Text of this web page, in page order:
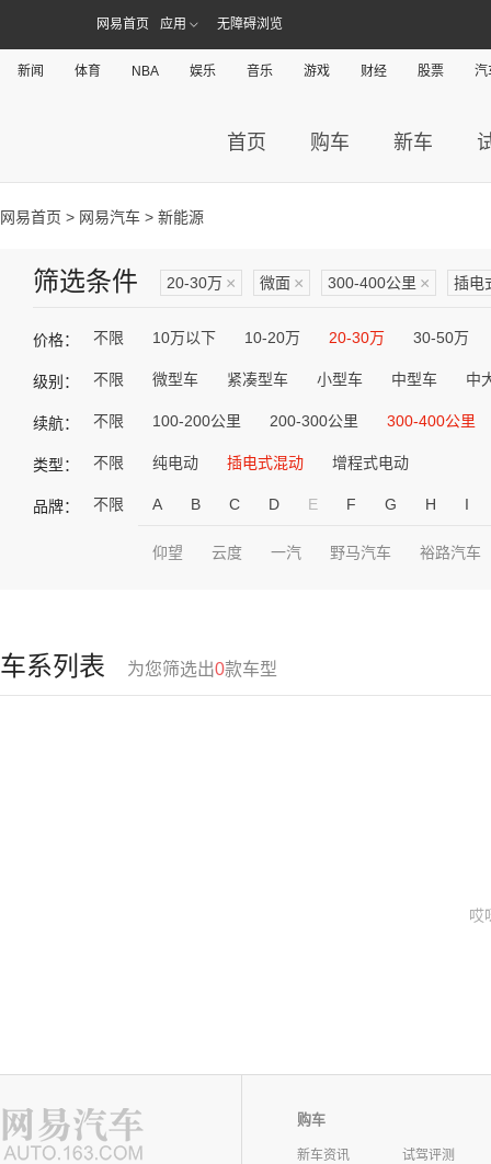
网易首页 应用 无障碍浏览
新闻 体育 NBA 娱乐 音乐 游戏 财经 股票 汽
首页 购车 新车
网易首页 > 网易汽车 > 新能源
筛选条件 20-30万 × 微面 × 300-400公里 × 插电
价格： 不限 10万以下 10-20万 20-30万 30-50万
级别： 不限 微型车 紧凑型车 小型车 中型车 中
续航： 不限 100-200公里 200-300公里 300-400公里
类型： 不限 纯电动 插电式混动 增程式电动
品牌： 不限 A B C D E F G H I
仰望 云度 一汽 野马汽车 裕路汽车
车系列表 为您筛选出0款车型
哎
购车
新车资讯
试驾评测